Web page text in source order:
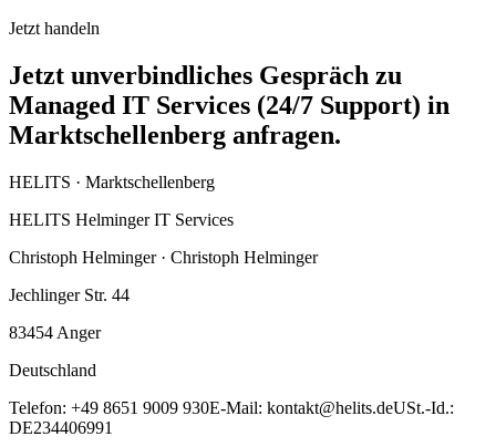
Jetzt handeln
Jetzt unverbindliches Gespräch zu
Managed IT Services (24/7 Support) in
Marktschellenberg anfragen.
HELITS · Marktschellenberg
HELITS Helminger IT Services
Christoph Helminger · Christoph Helminger
Jechlinger Str. 44
83454 Anger
Deutschland
Telefon: +49 8651 9009 930E-Mail: kontakt@helits.deUSt.-Id.:
DE234406991